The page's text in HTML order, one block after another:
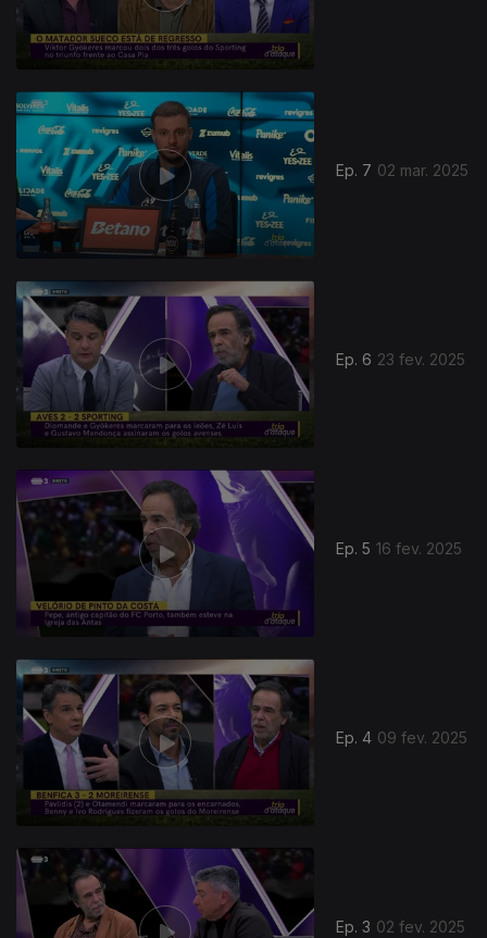
Ep. 7 02 mar. 2025
Ep. 6 23 fev. 2025
Ep. 5 16 fev. 2025
Ep. 4 09 fev. 2025
Ep. 3 02 fev. 2025